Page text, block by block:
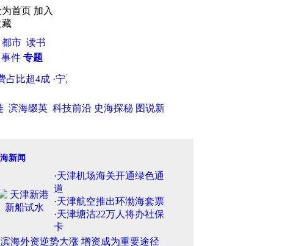
为首页 加入
藏
都市 读书
事件 专题
比超4成·宁夏2009年高考录取分数线公布
滨海缀英 科技前沿 史海探秘 图说新
新闻
·天津机场海关开通绿色通
道
·天津航空推出环渤海套票
·天津塘沽22万人将办社保
卡
滨海外资逆势大涨 增资成为重要途径